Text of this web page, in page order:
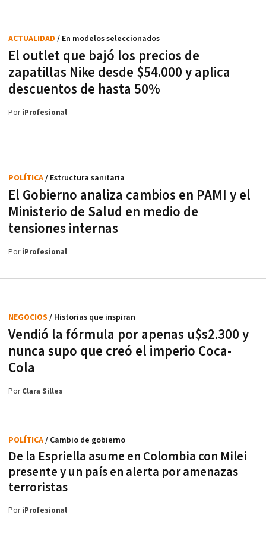
El outlet que bajó los precios de
zapatillas Nike desde $54.000 y aplica
descuentos de hasta 50%
ACTUALIDAD / En modelos seleccionados
PoriProfesional
El Gobierno analiza cambios en PAMI y el
Ministerio de Salud en medio de
tensiones internas
POLÍTICA/ Estructura sanitaria
PoriProfesional
Vendió la fórmula por apenas u$s2.300 y
nunca supo que creó el imperio Coca-
Cola
NEGOCIOS / Historias que inspiran
PorClara Silles
De la Espriella asume en Colombia con Milei
presente y un país en alerta por amenazas
terroristas
POLÍTICA/ Cambio de gobierno
PoriProfesional